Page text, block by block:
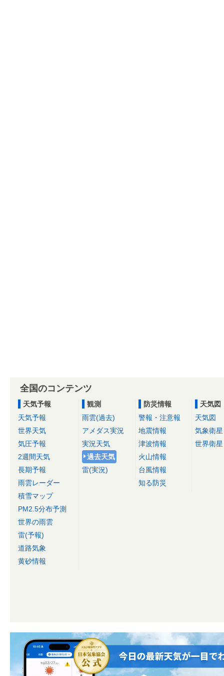
全国のコンテンツ
天気予報
天気予報
世界天気
気圧予報
2週間天気
長期予報
雨雲レーダー
積雪マップ
PM2.5分布予測
世界の雨雲
雷(予報)
道路気象
黄砂情報
観測
雨雲(過去)
アメダス実況
実況天気
過去天気
雷(実況)
防災情報
警報・注意報
地震情報
津波情報
火山情報
台風情報
知る防災
天気図
天気図
気象衛星
世界衛星